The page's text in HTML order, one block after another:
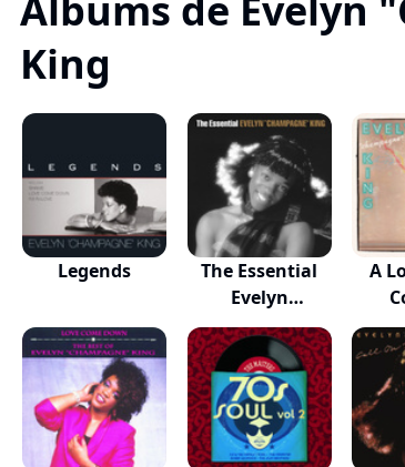
King
Legends
The Essential
Evelyn
"Champag...
A